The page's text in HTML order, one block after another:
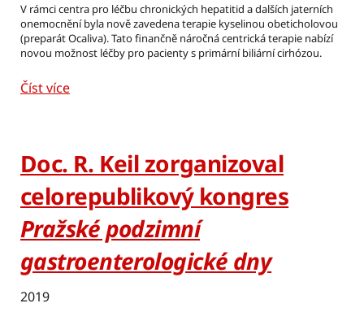
V rámci centra pro léčbu chronických hepatitid a dalších jaterních
onemocnění byla nově zavedena terapie kyselinou obeticholovou
(preparát Ocaliva). Tato finančně náročná centrická terapie nabízí
novou možnost léčby pro pacienty s primární biliární cirhózou.
Číst více
Doc. R. Keil zorganizoval
celorepublikový kongres
Pražské podzimní
gastroenterologické dny
2019